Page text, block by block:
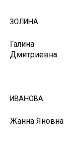
ЗОЛИНА
Галина
Дмитриевна
ИВАНОВА
Жанна Яновна